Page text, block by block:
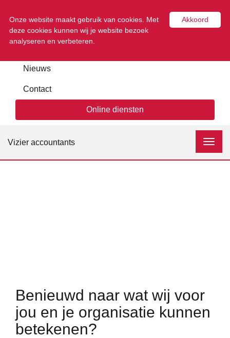
Nieuws
Contact
Online diensten
Vizier accountants
Benieuwd naar wat wij voor
jou en je organisatie kunnen
betekenen?
Akkoord
Onze website maakt gebruik van cookies. Met
deze cookies kunnen wij je website bezoek
analyseren en verbeteren.